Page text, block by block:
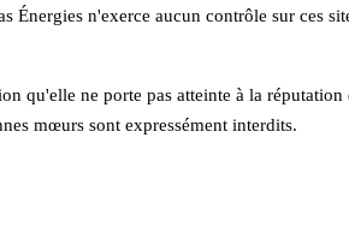
Énergies n'exerce aucun contrôle sur ces
qu'elle ne porte pas atteinte à la
mœurs sont expressément interdits.